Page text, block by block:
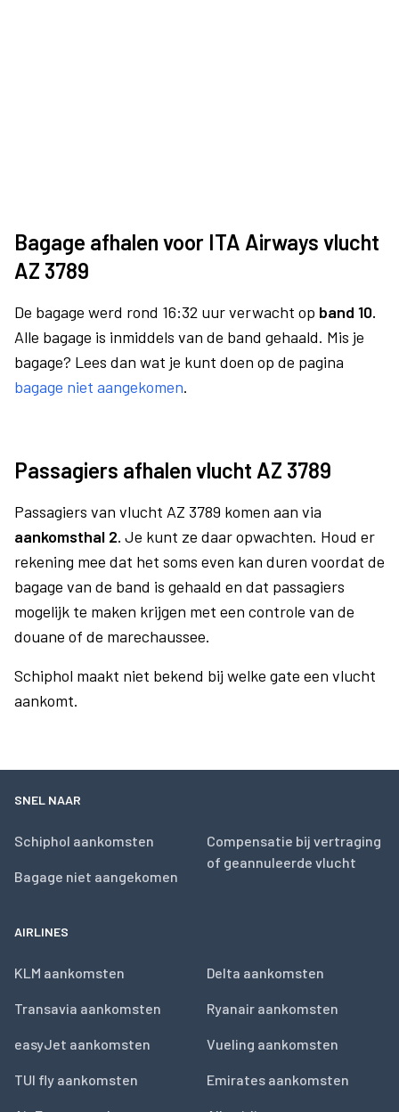
Bagage afhalen voor ITA Airways vlucht
AZ 3789
De bagage werd rond 16:32 uur verwacht op band 10.
Alle bagage is inmiddels van de band gehaald. Mis je
bagage? Lees dan wat je kunt doen op de pagina
bagage niet aangekomen.
Passagiers afhalen vlucht AZ 3789
Passagiers van vlucht AZ 3789 komen aan via
aankomsthal 2. Je kunt ze daar opwachten. Houd er
rekening mee dat het soms even kan duren voordat de
bagage van de band is gehaald en dat passagiers
mogelijk te maken krijgen met een controle van de
douane of de marechaussee.
Schiphol maakt niet bekend bij welke gate een vlucht
aankomt.
SNEL NAAR
Schiphol aankomsten
Bagage niet aangekomen
Compensatie bij vertraging
of geannuleerde vlucht
AIRLINES
KLM aankomsten
Transavia aankomsten
easyJet aankomsten
TUI fly aankomsten
Delta aankomsten
Ryanair aankomsten
Vueling aankomsten
Emirates aankomsten